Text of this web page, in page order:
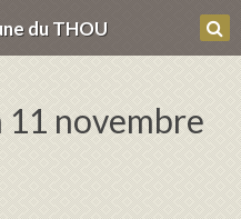
du THOU
novembre